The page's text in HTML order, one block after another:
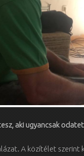
aki ugyancsak
A közítélet szerint